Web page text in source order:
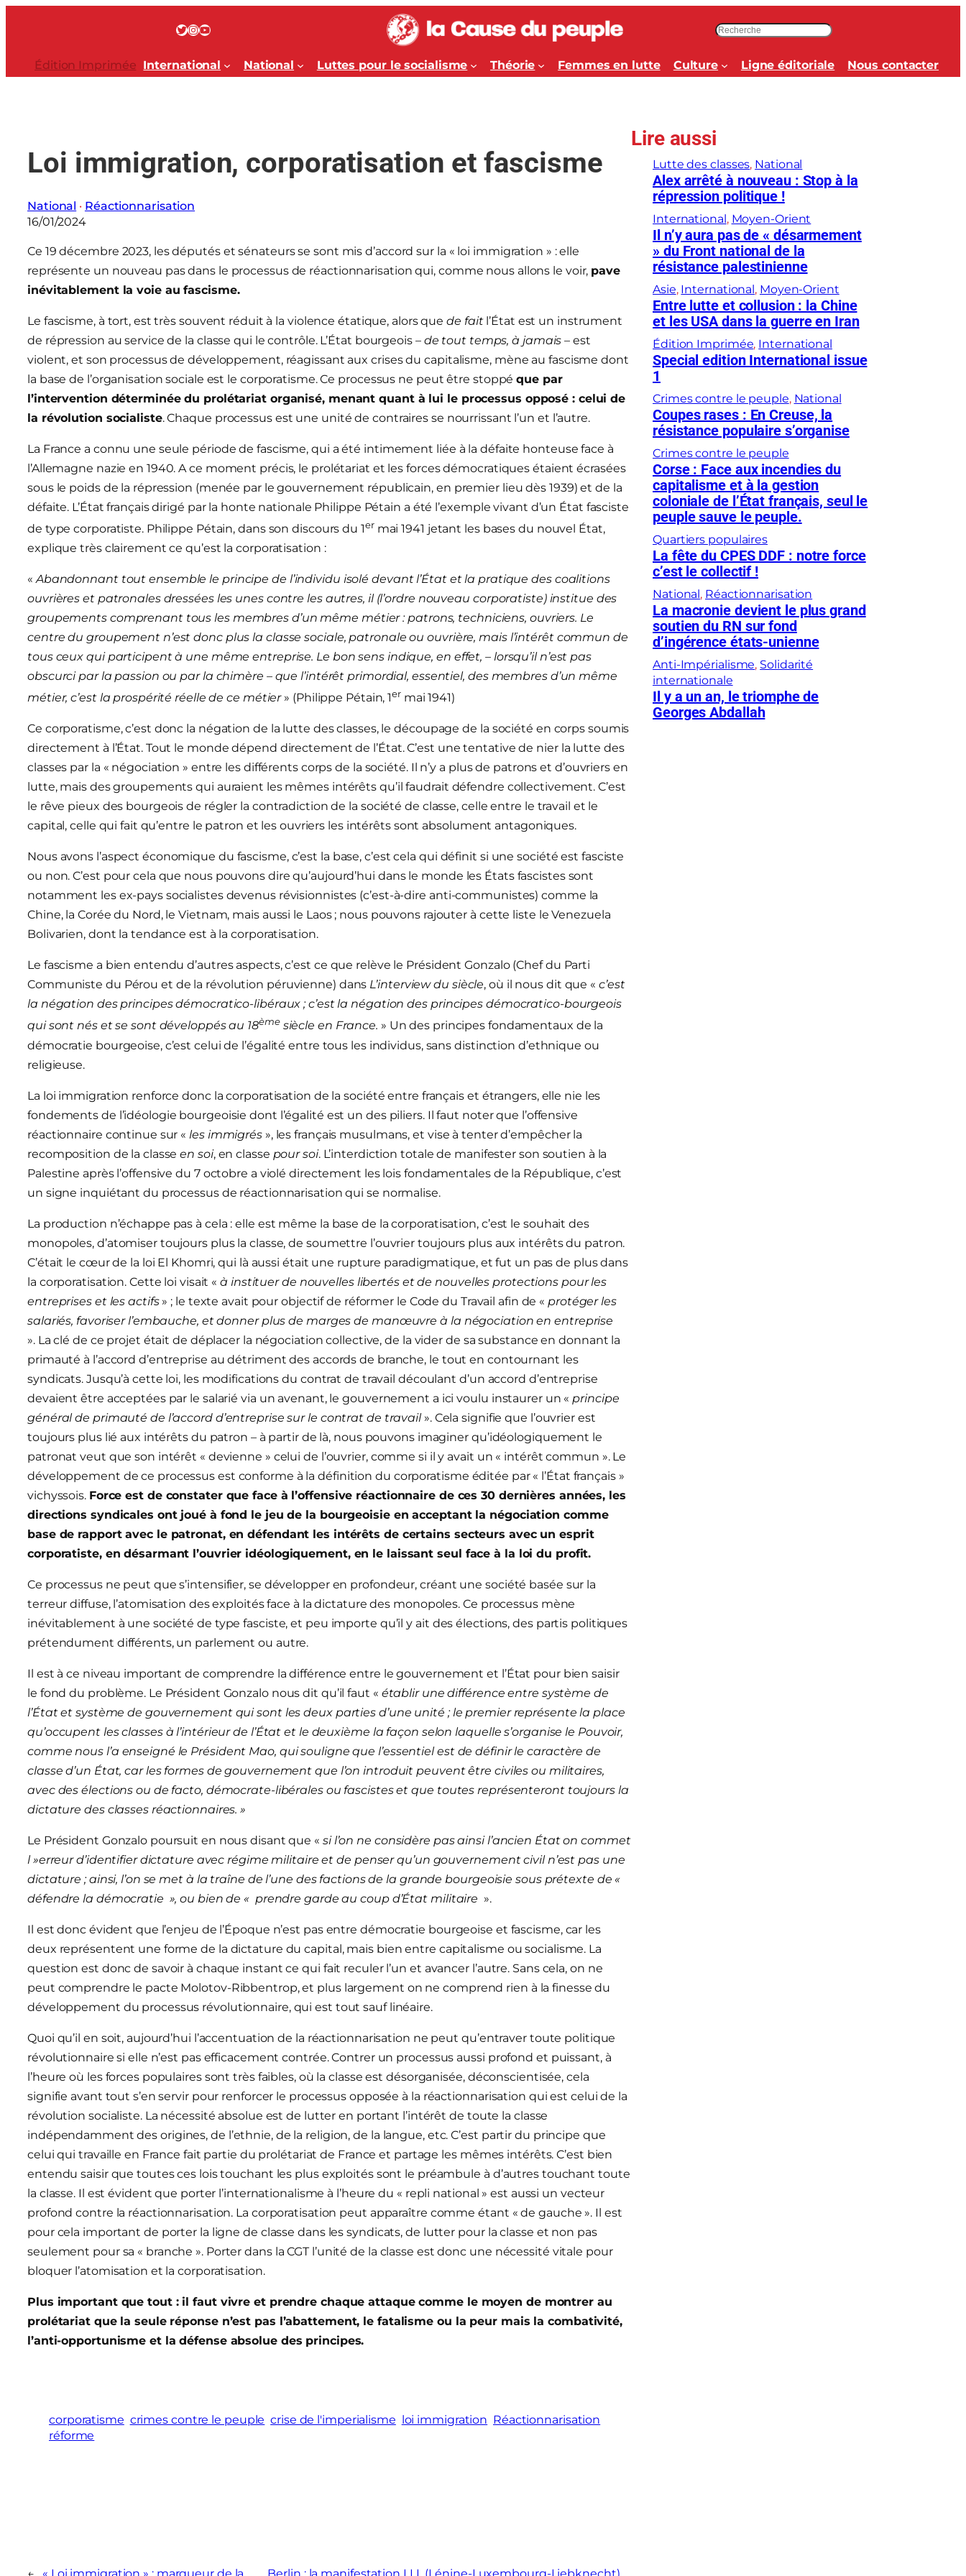
Twitter InstagramYouTube
c
h
h
r
Édition Imprimée International National Luttes pour le socialisme Théorie Femmes en lutte Culture Ligne éditoriale Nous contacter
Loi immigration, corporatisation et fascisme
National · Réactionnarisation
16/01/2024
Ce 19 décembre 2023, les députés et sénateurs se sont mis d’accord sur la « loi immigration » : elle
représente un nouveau pas dans le processus de réactionnarisation qui, comme nous allons le voir, pave
inévitablement la voie au fascisme.
Le fascisme, à tort, est très souvent réduit à la violence étatique, alors quede faitl’État est un instrument
de répression au service de la classe qui le contrôle. L’État bourgeois – de tout temps, à jamais – est
violent, et son processus de développement, réagissant aux crises du capitalisme, mène au fascisme dont
la base de l’organisation sociale est le corporatisme. Ce processus ne peut être stoppéque par
l’intervention déterminée du prolétariat organisé, menant quant à lui le processus opposé : celui de
la révolution socialiste. Chaque processus est une unité de contraires se nourrissant l’un et l’autre.
La France a connu une seule période de fascisme, qui a été intimement liée à la défaite honteuse face à
l’Allemagne nazie en 1940. A ce moment précis, le prolétariat et les forces démocratiques étaient écrasées
sous le poids de la répression (menée par le gouvernement républicain, en premier lieu dès 1939) et de la
défaite. L’État français dirigé par la honte nationale Philippe Pétain a été l’exemple vivant d’un État fasciste
de type corporatiste. Philippe Pétain, dans son discours du 1ermai 1941 jetant les bases du nouvel État,
explique très clairement ce qu’est la corporatisation :
«Abandonnant tout ensemble le principe de l’individu isolé devant l’État et la pratique des coalitions
ouvrières et patronales dressées les unes contre les autres, il (l’ordre nouveau corporatiste) institue des
groupements comprenant tous les membres d’un même métier : patrons, techniciens, ouvriers. Le
centre du groupement n’est donc plus la classe sociale, patronale ou ouvrière, mais l’intérêt commun de
tous ceux qui participent à une même entreprise. Le bon sens indique, en effet, – lorsqu’il n’est pas
obscurci par la passion ou par la chimère – que l’intérêt primordial, essentiel, des membres d’un même
métier, c’est la prospérité réelle de ce métier» (Philippe Pétain, 1er mai 1941)
Ce corporatisme, c’est donc la négation de la lutte des classes, le découpage de la société en corps soumis
directement à l’État. Tout le monde dépend directement de l’État. C’est une tentative de nier la lutte des
classes par la « négociation » entre les différents corps de la société. Il n’y a plus de patrons et d’ouvriers en
lutte, mais des groupements qui auraient les mêmes intérêts qu’il faudrait défendre collectivement. C’est
le rêve pieux des bourgeois de régler la contradiction de la société de classe, celle entre le travail et le
capital, celle qui fait qu’entre le patron et les ouvriers les intérêts sont absolument antagoniques.
Nous avons l’aspect économique du fascisme, c’est la base, c’est cela qui définit si une société est fasciste
ou non. C’est pour cela que nous pouvons dire qu’aujourd’hui dans le monde les États fascistes sont
notamment les ex-pays socialistes devenus révisionnistes (c’est-à-dire anti-communistes) comme la
Chine, la Corée du Nord, le Vietnam, mais aussi le Laos ; nous pouvons rajouter à cette liste le Venezuela
Bolivarien, dont la tendance est à la corporatisation.
Le fascisme a bien entendu d’autres aspects, c’est ce que relève le Président Gonzalo (Chef du Parti
Communiste du Pérou et de la révolution péruvienne) dans L’interview du siècle, où il nous dit que « c’est
la négation des principes démocratico-libéraux ; c’est la négation des principes démocratico-bourgeois
qui sont nés et se sont développés au 18èmesiècle en France. » Un des principes fondamentaux de la
démocratie bourgeoise, c’est celui de l’égalité entre tous les individus, sans distinction d’ethnique ou
religieuse.
La loi immigration renforce donc la corporatisation de la société entre français et étrangers, elle nie les
fondements de l’idéologie bourgeoisie dont l’égalité est un des piliers. Il faut noter que l’offensive
réactionnaire continue sur « les immigrés», les français musulmans, et vise à tenter d’empêcher la
recomposition de la classeen soi, en classe pour soi. L’interdiction totale de manifester son soutien à la
Palestine après l’offensive du 7 octobre a violé directement les lois fondamentales de la République, c’est
un signe inquiétant du processus de réactionnarisation qui se normalise.
La production n’échappe pas à cela : elle est même la base de la corporatisation, c’est le souhait des
monopoles, d’atomiser toujours plus la classe, de soumettre l’ouvrier toujours plus aux intérêts du patron.
C’était le cœur de la loi El Khomri, qui là aussi était une rupture paradigmatique, et fut un pas de plus dans
la corporatisation. Cette loi visait «à instituer de nouvelles libertés et de nouvelles protections pour les
entreprises et les actifs» ; le texte avait pour objectif de réformer le Code du Travail afin de « protéger les
salariés, favoriser l’embauche, et donner plus de marges de manœuvre à la négociation en entreprise
». La clé de ce projet était de déplacer la négociation collective, de la vider de sa substance en donnant la
primauté à l’accord d’entreprise au détriment des accords de branche, le tout en contournant les
syndicats. Jusqu’à cette loi, les modifications du contrat de travail découlant d’un accord d’entreprise
devaient être acceptées par le salarié via un avenant, le gouvernement a ici voulu instaurer un « principe
général de primauté de l’accord d’entreprise sur le contrat de travail». Cela signifie que l’ouvrier est
toujours plus lié aux intérêts du patron – à partir de là, nous pouvons imaginer qu’idéologiquement le
patronat veut que son intérêt « devienne » celui de l’ouvrier, comme si il y avait un « intérêt commun ». Le
développement de ce processus est conforme à la définition du corporatisme éditée par « l’État français »
vichyssois. Force est de constater que face à l’offensive réactionnaire de ces 30 dernières années, les
directions syndicales ont joué à fond le jeu de la bourgeoisie en acceptant la négociation comme
base de rapport avec le patronat, en défendant les intérêts de certains secteurs avec un esprit
corporatiste, en désarmant l’ouvrier idéologiquement, en le laissant seul face à la loi du profit.
Ce processus ne peut que s’intensifier, se développer en profondeur, créant une société basée sur la
terreur diffuse, l’atomisation des exploités face à la dictature des monopoles. Ce processus mène
inévitablement à une société de type fasciste, et peu importe qu’il y ait des élections, des partis politiques
prétendument différents, un parlement ou autre.
Il est à ce niveau important de comprendre la différence entre le gouvernement et l’État pour bien saisir
le fond du problème. Le Président Gonzalo nous dit qu’il faut « établir une différence entre système de
l’État et système de gouvernement qui sont les deux parties d’une unité ; le premier représente la place
qu’occupent les classes à l’intérieur de l’État et le deuxième la façon selon laquelle s’organise le Pouvoir,
comme nous l’a enseigné le Président Mao, qui souligne que l’essentiel est de définir le caractère de
classe d’un État, car les formes de gouvernement que l’on introduit peuvent être civiles ou militaires,
avec des élections ou de facto, démocrate-libérales ou fascistes et que toutes représenteront toujours la
dictature des classes réactionnaires. »
Le Président Gonzalo poursuit en nous disant que « si l’on ne considère pas ainsi l’ancien État on commet
l »erreur d’identifier dictature avec régime militaire et de penser qu’un gouvernement civil n’est pas une
dictature ; ainsi, l’on se met à la traîne de l’une des factions de la grande bourgeoisie sous prétexte de «
défendre la démocratie », ou bien de « prendre garde au coup d’État militaire ».
Il est donc évident que l’enjeu de l’Époque n’est pas entre démocratie bourgeoise et fascisme, car les
deux représentent une forme de la dictature du capital, mais bien entre capitalisme ou socialisme. La
question est donc de savoir à chaque instant ce qui fait reculer l’un et avancer l’autre. Sans cela, on ne
peut comprendre le pacte Molotov-Ribbentrop, et plus largement on ne comprend rien à la finesse du
développement du processus révolutionnaire, qui est tout sauf linéaire.
Quoi qu’il en soit, aujourd’hui l’accentuation de la réactionnarisation ne peut qu’entraver toute politique
révolutionnaire si elle n’est pas efficacement contrée. Contrer un processus aussi profond et puissant, à
l’heure où les forces populaires sont très faibles, où la classe est désorganisée, déconscientisée, cela
signifie avant tout s’en servir pour renforcer le processus opposée à la réactionnarisation qui est celui de la
révolution socialiste. La nécessité absolue est de lutter en portant l’intérêt de toute la classe
indépendamment des origines, de l’ethnie, de la religion, de la langue, etc. C’est partir du principe que
celui qui travaille en France fait partie du prolétariat de France et partage les mêmes intérêts. C’est bien
entendu saisir que toutes ces lois touchant les plus exploités sont le préambule à d’autres touchant toute
la classe. Il est évident que porter l’internationalisme à l’heure du « repli national » est aussi un vecteur
profond contre la réactionnarisation. La corporatisation peut apparaître comme étant « de gauche ». Il est
pour cela important de porter la ligne de classe dans les syndicats, de lutter pour la classe et non pas
seulement pour sa « branche ». Porter dans la CGT l’unité de la classe est donc une nécessité vitale pour
bloquer l’atomisation et la corporatisation.
Plus important que tout : il faut vivre et prendre chaque attaque comme le moyen de montrer au
prolétariat que la seule réponse n’est pas l’abattement, le fatalisme ou la peur mais la combativité,
l’anti-opportunisme et la défense absolue des principes.
corporatisme crimes contre le peuple crise de l'imperialisme loi immigration Réactionnarisation
réforme
← « Loi immigration » : marqueur de la Berlin : la manifestation LLL (Lénine-Luxembourg-Liebknecht)
Lire aussi
Lutte des classes, National
Alex arrêté à nouveau : Stop à la
répression politique !
International, Moyen-Orient
Il n’y aura pas de « désarmement
» du Front national de la
résistance palestinienne
Asie, International, Moyen-Orient
Entre lutte et collusion : la Chine
et les USA dans la guerre en Iran
Édition Imprimée, International
Special edition International issue
1
Crimes contre le peuple, National
Coupes rases : En Creuse, la
résistance populaire s’organise
Crimes contre le peuple
Corse : Face aux incendies du
capitalisme et à la gestion
coloniale de l’État français, seul le
peuple sauve le peuple.
Quartiers populaires
La fête du CPES DDF : notre force
c’est le collectif !
National, Réactionnarisation
La macronie devient le plus grand
soutien du RN sur fond
d’ingérence états-unienne
Anti-Impérialisme, Solidarité
internationale
Il y a un an, le triomphe de
Georges Abdallah